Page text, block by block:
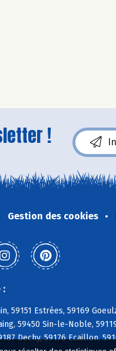
!
Gestion des cookies
:
59151 Estrées, 59169
59450 Sin-le-Noble,
Dechy, 59176 Ecaillon,